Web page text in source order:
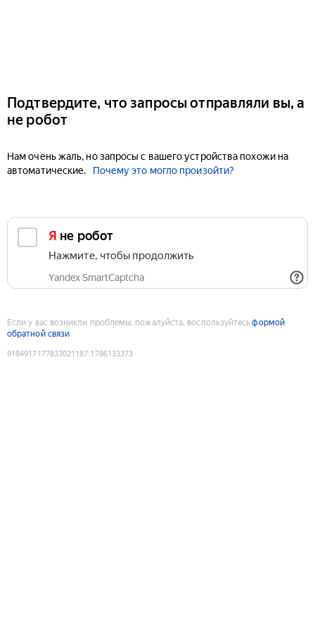
Подтвердите, что запросы отправляли вы, а
не робот
Нам очень жаль, но запросы с вашего устройства похожи на
автоматические.
Почему это могло произойти?
Я не робот
Нажмите, чтобы продолжить
Yandex SmartCaptcha
Если у вас возникли проблемы, пожалуйста, воспользуйтесьформой
обратной связи
9184917177833021187:1786133373